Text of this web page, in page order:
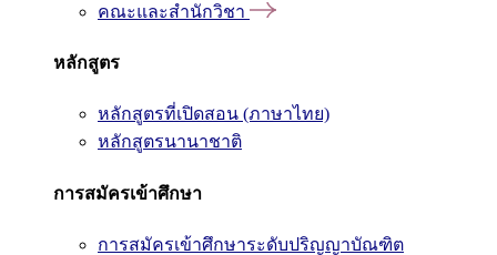
คณะและสำนักวิชา
หลักสูตร
หลักสูตรที่เปิดสอน (ภาษาไทย)
หลักสูตรนานาชาติ
การสมัครเข้าศึกษา
การสมัครเข้าศึกษาระดับปริญญาบัณฑิต